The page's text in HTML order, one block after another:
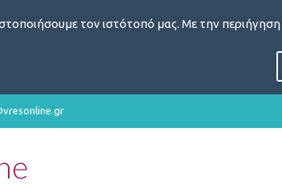
τον ιστότοπό μας. Με την